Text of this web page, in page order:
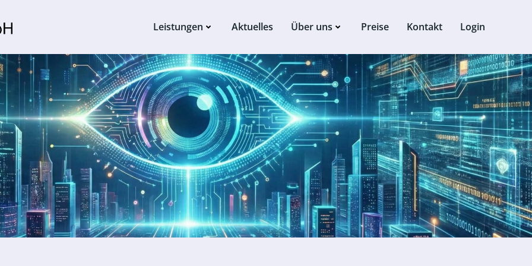
Leistungen Aktuelles Über uns Preise Kontakt Login